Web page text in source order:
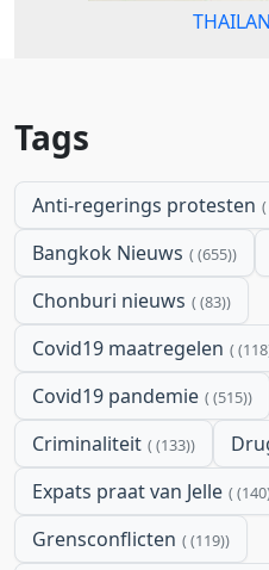
Tags
Anti-regerings protesten
Bangkok Nieuws (655)
Chonburi nieuws (83)
Covid19 maatregelen
Covid19 pandemie (515)
Criminaliteit (133)
Expats praat van Jelle
Grensconflicten (119)